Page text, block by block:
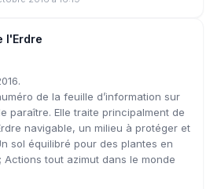
l'Erdre
de la feuille d’information sur
paraître. Elle traite principalment de
navigable, un milieu à protéger et
sol équilibré pour des plantes en
Actions tout azimut dans le monde